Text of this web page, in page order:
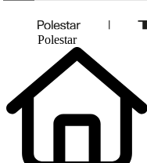
Polestar